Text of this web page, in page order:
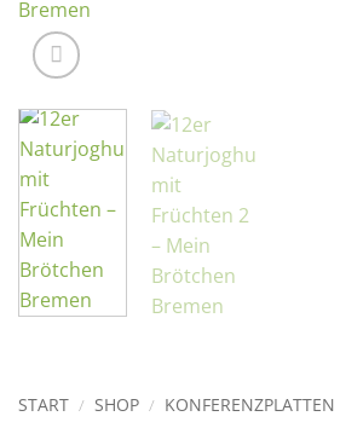
START / SHOP / KONFERENZPLATTEN